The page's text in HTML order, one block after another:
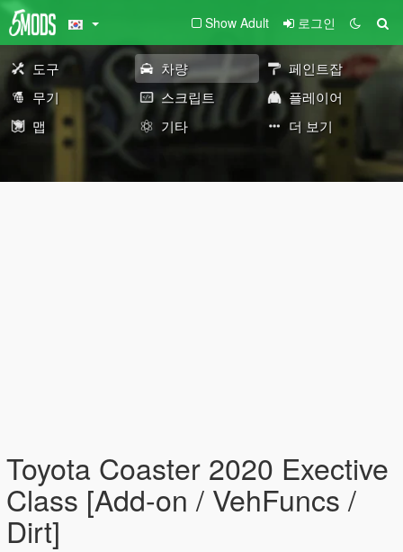
Show Adult 로그인
도구 차량
페인트잡
무기
스크립트
플레이어
맵
기타 더 보기
Toyota Coaster 2020 Exective
Class [Add-on / VehFuncs /
Dirt]